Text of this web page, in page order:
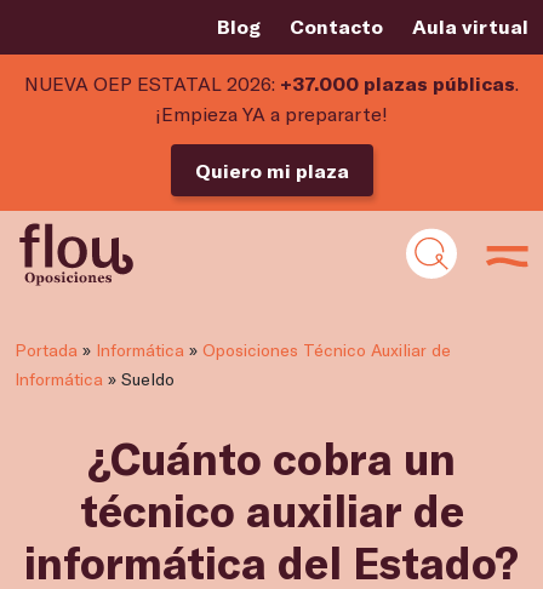
Blog Contacto Aula virtual
NUEVA OEP ESTATAL 2026: +37.000 plazas públicas.
¡Empieza YA a prepararte!
Quiero mi plaza
Portada » Informática » Oposiciones Técnico Auxiliar de
Informática » Sueldo
¿Cuánto cobra un
técnico auxiliar de
informática del Estado?